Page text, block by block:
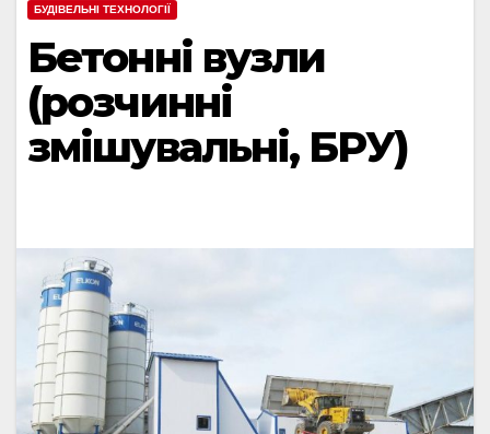
БУДІВЕЛЬНІ ТЕХНОЛОГІЇ
Бетонні вузли
(розчинні
змішувальні, БРУ)